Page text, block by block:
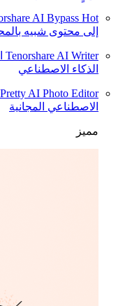
AI Bypass Hot
إلى محتوى شبيه
Tenorshare AI Writer
الذكاء الاصطناعي
AI Photo Editor
الاصطناعي المجانية
مميز